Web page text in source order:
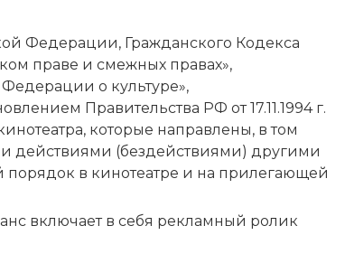
Федерации, Гражданского Кодекса
праве и смежных правах»,
о культуре»,
Правительства РФ от 17.11.1994 г.
которые направлены, в том
действиями (бездействиями) другими
порядок в кинотеатре и на прилегающей
включает в себя рекламный ролик